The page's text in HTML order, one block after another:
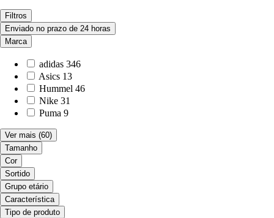
Filtros
Enviado no prazo de 24 horas
Marca
adidas 346
Asics 13
Hummel 46
Nike 31
Puma 9
Ver mais (60)
Tamanho
Cor
Sortido
Grupo etário
Característica
Tipo de produto